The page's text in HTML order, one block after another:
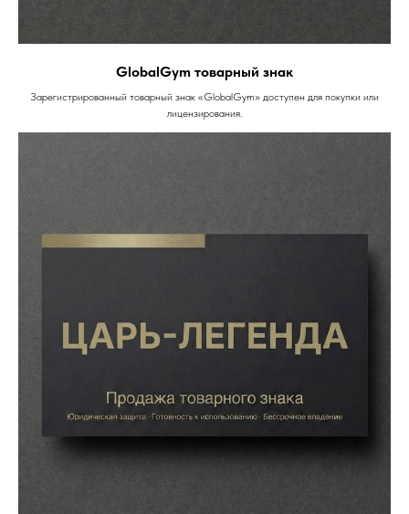
GlobalGym товарный знак
Зарегистрированный товарный знак «GlobalGym» доступен для покупки или
лицензирования.